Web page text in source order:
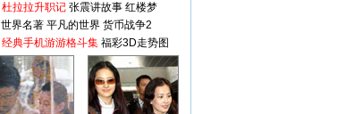
杜拉拉升职记 张震讲故事 红楼梦
世界名著 平凡的世界 货币战争2
经典手机游游格斗集 福彩3D走势图